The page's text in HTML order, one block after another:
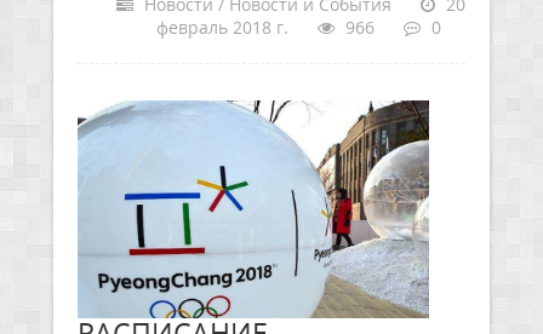
февраль 2018 г.
966 0